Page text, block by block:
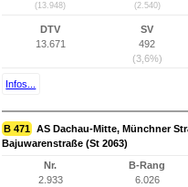
(13.948) (2.540)
DTV
13.671
SV
492
(3,6%)
Infos...
B 471 AS Dachau-Mitte, Münchner
Bajuwarenstraße (St 2063)
Nr.
2.933
B-Rang
6.026